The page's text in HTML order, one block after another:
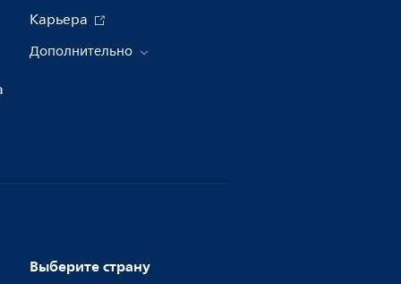
Карьера
Дополнительно
Выберите страну